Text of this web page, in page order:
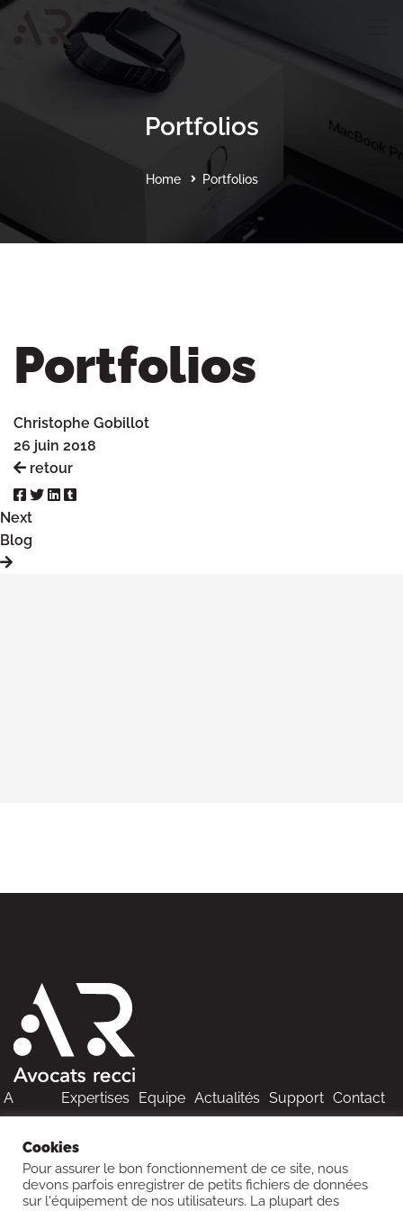
Portfolios
Home Portfolios
Portfolios
Christophe Gobillot
26 juin 2018
retour
Next
Blog
A
propos
Expertises Equipe Actualités Support Contact
Cookies
Pour assurer le bon fonctionnement de ce site, nous
devons parfois enregistrer de petits fichiers de données
sur l'équipement de nos utilisateurs. La plupart des